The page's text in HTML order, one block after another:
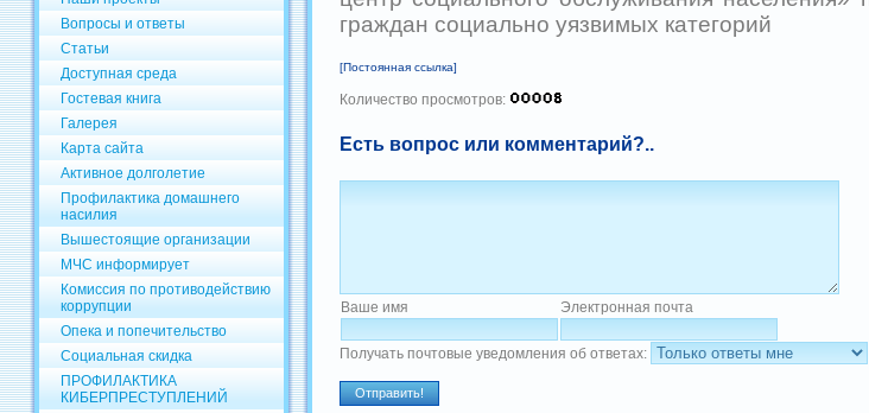
Вопросы и ответы
Статьи
Доступная среда
Гостевая книга
Галерея
Карта сайта
Активное долголетие
Профилактика домашнего
насилия
Вышестоящие организации
МЧС информирует
Комиссия по противодействию
коррупции
Опека и попечительство
Социальная скидка
ПРОФИЛАКТИКА
КИБЕРПРЕСТУПЛЕНИЙ
граждан социально уязвимых категорий
[Постоянная ссылка]
Количество просмотров:
Есть вопрос или комментарий?..
Ваше имя Электронная почта
Получать почтовые уведомления об ответах: